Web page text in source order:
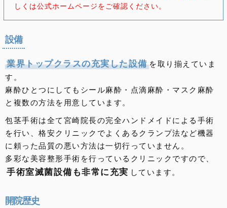
しくは公式ホームページをご確認ください。
設備
業界トップクラスの充実した設備 を取り揃えていま
す。
麻酔ひとつにしてもシール麻酔・点滴麻酔・マスク麻酔
と複数の方法を用意しています。
包茎手術は全て宮崎院長の完全ハンドメイドによる手術
を行い、格安クリニックでよくあるクランプ法など機器
に頼った品質の悪い方法は一切行っていません。
多彩な美容整形手術を行っているクリニックですので、
手術室滅菌設備も非常に充実 しています。
開院歴史